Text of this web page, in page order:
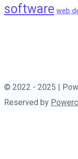
software web
© 2022 - 2025 |
Reserved by